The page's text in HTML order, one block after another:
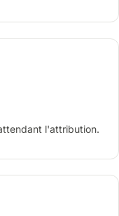
l'attribution.